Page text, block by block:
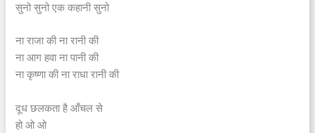
सुनो सुनो एक कहानी सुनो
ना राजा की ना रानी की
ना आग हवा ना पानी की
ना कृष्णा की ना राधा रानी की
दूध छलकता है आँचल से
हो ओ ओ